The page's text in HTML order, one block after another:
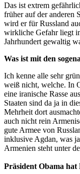
Das ist extrem
früher auf der anderen
wird er für Russland
wirkliche Gefahr liegt
Jahrhundert gewaltig
Was ist mit den
Ich kenne alle sehr
weiß nicht, welche. In
eine iranische Rasse
Staaten sind da ja in
Mehrheit dort
auch nicht rein
gute Armee von
inklusive Agdan, was
Armenien steht unter
Präsident Obama hat